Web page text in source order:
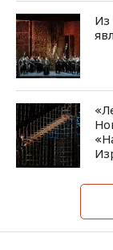
Из